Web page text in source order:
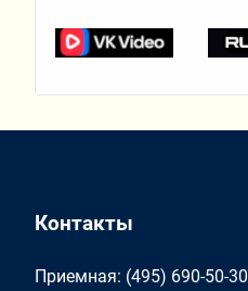
Контакты
Приемная: (495) 690-50-30